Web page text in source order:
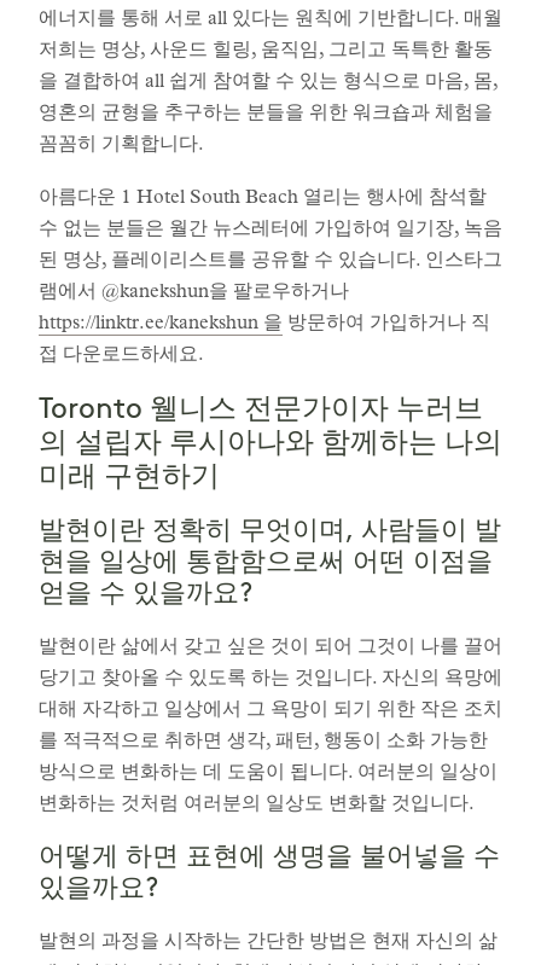
에너지를 통해 서로 all 있다는 원칙에 기반합니다. 매월
저희는 명상, 사운드 힐링, 움직임, 그리고 독특한 활동
을 결합하여 all 쉽게 참여할 수 있는 형식으로 마음, 몸,
영혼의 균형을 추구하는 분들을 위한 워크숍과 체험을
꼼꼼히 기획합니다.
아름다운 1 Hotel South Beach 열리는 행사에 참석할
수 없는 분들은 월간 뉴스레터에 가입하여 일기장, 녹음
된 명상, 플레이리스트를 공유할 수 있습니다. 인스타그
램에서 @kanekshun을 팔로우하거나
https://linktr.ee/kanekshun 을 방문하여 가입하거나 직
접 다운로드하세요.
Toronto 웰니스 전문가이자 누러브
의 설립자 루시아나와 함께하는 나의
미래 구현하기
발현이란 정확히 무엇이며, 사람들이 발
현을 일상에 통합함으로써 어떤 이점을
얻을 수 있을까요?
발현이란 삶에서 갖고 싶은 것이 되어 그것이 나를 끌어
당기고 찾아올 수 있도록 하는 것입니다. 자신의 욕망에
대해 자각하고 일상에서 그 욕망이 되기 위한 작은 조치
를 적극적으로 취하면 생각, 패턴, 행동이 소화 가능한
방식으로 변화하는 데 도움이 됩니다. 여러분의 일상이
변화하는 것처럼 여러분의 일상도 변화할 것입니다.
어떻게 하면 표현에 생명을 불어넣을 수
있을까요?
발현의 과정을 시작하는 간단한 방법은 현재 자신의 삶